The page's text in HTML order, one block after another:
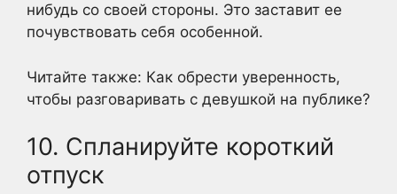
нибудь со своей стороны. Это заставит ее
почувствовать себя особенной.
Читайте также: Как обрести уверенность,
чтобы разговаривать с девушкой на публике?
10. Спланируйте короткий
отпуск